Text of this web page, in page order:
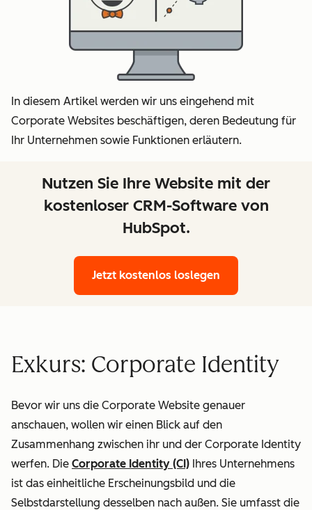
In diesem Artikel werden wir uns eingehend mit
Corporate Websites beschäftigen, deren Bedeutung für
Ihr Unternehmen sowie Funktionen erläutern.
Nutzen Sie Ihre Website mit der
kostenloser CRM-Software von
HubSpot.
Jetzt kostenlos loslegen
Exkurs: Corporate Identity
Bevor wir uns die Corporate Website genauer
anschauen, wollen wir einen Blick auf den
Zusammenhang zwischen ihr und der Corporate Identity
werfen. Die Corporate Identity (CI) Ihres Unternehmens
ist das einheitliche Erscheinungsbild und die
Selbstdarstellung desselben nach außen. Sie umfasst die